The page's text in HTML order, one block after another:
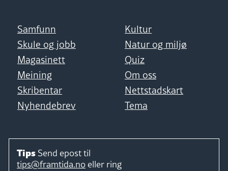
Samfunn
Kultur
Skule og jobb
Natur og miljø
Magasinett
Quiz
Meining
Om oss
Skribentar
Nettstadskart
Nyhendebrev
Tema
Tips Send epost til
tips@framtida.no eller ring